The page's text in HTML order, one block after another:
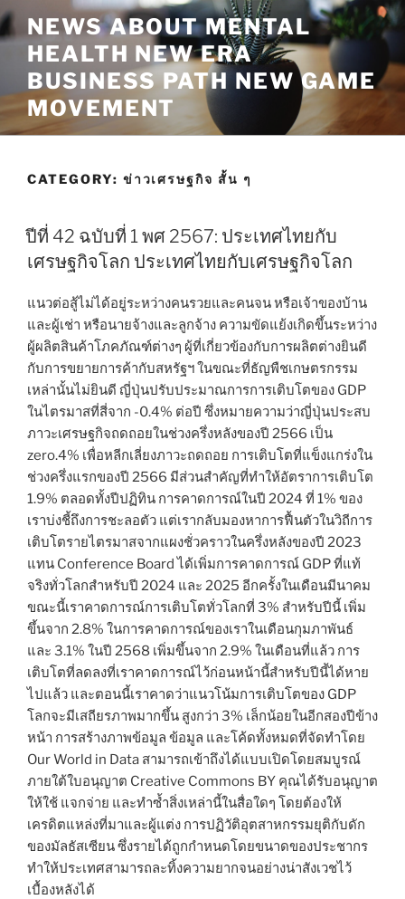
Skip
to
content
NEWS ABOUT MENTAL
HEALTH NEW ERA
BUSINESS PATH NEW GAME
MOVEMENT
CATEGORY: ข่าวเศรษฐกิจ สั้น ๆ
ปีที่ 42 ฉบับที่ 1 พศ 2567: ประเทศไทยกับ
เศรษฐกิจโลก ประเทศไทยกับเศรษฐกิจโลก
แนวต่อสู้ไม่ได้อยู่ระหว่างคนรวยและคนจน หรือเจ้าของบ้าน
และผู้เช่า หรือนายจ้างและลูกจ้าง ความขัดแย้งเกิดขึ้นระหว่าง
ผู้ผลิตสินค้าโภคภัณฑ์ต่างๆ ผู้ที่เกี่ยวข้องกับการผลิตต่างยินดี
กับการขยายการค้ากับสหรัฐฯ ในขณะที่ธัญพืชเกษตรกรรม
เหล่านั้นไม่ยินดี ญี่ปุ่นปรับประมาณการการเติบโตของ GDP
ในไตรมาสที่สี่จาก -0.4% ต่อปี ซึ่งหมายความว่าญี่ปุ่นประสบ
ภาวะเศรษฐกิจถดถอยในช่วงครึ่งหลังของปี 2566 เป็น
zero.4% เพื่อหลีกเลี่ยงภาวะถดถอย การเติบโตที่แข็งแกร่งใน
ช่วงครึ่งแรกของปี 2566 มีส่วนสำคัญที่ทำให้อัตราการเติบโต
1.9% ตลอดทั้งปีปฏิทิน การคาดการณ์ในปี 2024 ที่ 1% ของ
เราบ่งชี้ถึงการชะลอตัว แต่เรากลับมองหาการฟื้นตัวในวิถีการ
เติบโตรายไตรมาสจากแผงชั่วคราวในครึ่งหลังของปี 2023
แทน Conference Board ได้เพิ่มการคาดการณ์ GDP ที่แท้
จริงทั่วโลกสำหรับปี 2024 และ 2025 อีกครั้งในเดือนมีนาคม
ขณะนี้เราคาดการณ์การเติบโตทั่วโลกที่ 3% สำหรับปีนี้ เพิ่ม
ขึ้นจาก 2.8% ในการคาดการณ์ของเราในเดือนกุมภาพันธ์
และ 3.1% ในปี 2568 เพิ่มขึ้นจาก 2.9% ในเดือนที่แล้ว การ
เติบโตที่ลดลงที่เราคาดการณ์ไว้ก่อนหน้านี้สำหรับปีนี้ได้หาย
ไปแล้ว และตอนนี้เราคาดว่าแนวโน้มการเติบโตของ GDP
โลกจะมีเสถียรภาพมากขึ้น สูงกว่า 3% เล็กน้อยในอีกสองปีข้าง
หน้า การสร้างภาพข้อมูล ข้อมูล และโค้ดทั้งหมดที่จัดทำโดย
Our World in Data สามารถเข้าถึงได้แบบเปิดโดยสมบูรณ์
ภายใต้ใบอนุญาต Creative Commons BY คุณได้รับอนุญาต
ให้ใช้ แจกจ่าย และทำซ้ำสิ่งเหล่านี้ในสื่อใดๆ โดยต้องให้
เครดิตแหล่งที่มาและผู้แต่ง การปฏิวัติอุตสาหกรรมยุติกับดัก
ของมัลธัสเซียน ซึ่งรายได้ถูกกำหนดโดยขนาดของประชากร
ทำให้ประเทศสามารถละทิ้งความยากจนอย่างน่าสังเวชไว้
เบื้องหลังได้